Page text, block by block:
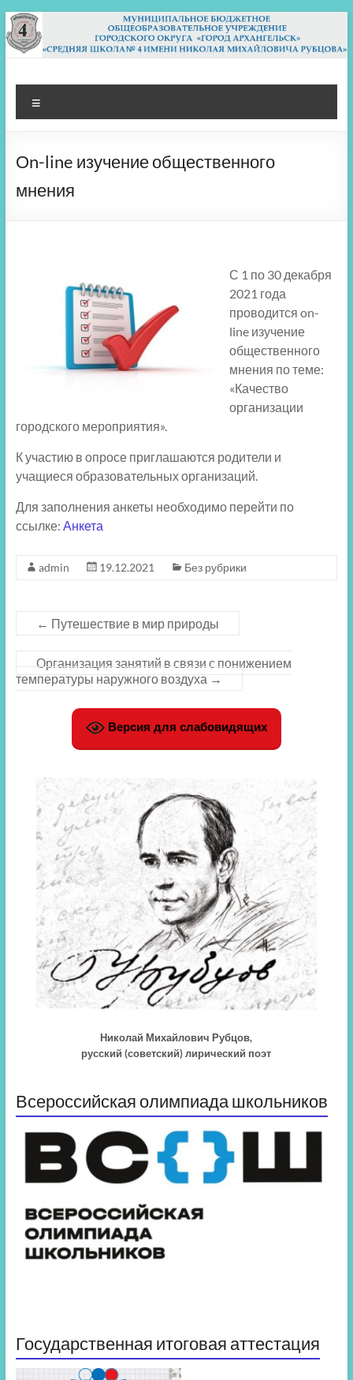
Перейти
к
содержимому
МБОУ СШ 4
Архангельск
Оn-line изучение общественного
мнения
С 1 по 30 декабря
2021 года
проводится on-
line изучение
общественного
мнения по теме:
«Качество
организации
городского мероприятия».
К участию в опросе приглашаются родители и
учащиеся образовательных организаций.
Для заполнения анкеты необходимо перейти по
ссылке: Анкета
admin 19.12.2021 Без рубрики
← Путешествие в мир природы
Организация занятий в связи с понижением
температуры наружного воздуха →
Версия для слабовидящих
Николай Михайлович Рубцов,
русский (советский) лирический поэт
Всероссийская олимпиада школьников
Государственная итоговая аттестация